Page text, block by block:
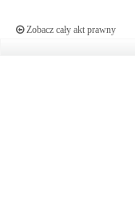
Zobacz cały akt prawny